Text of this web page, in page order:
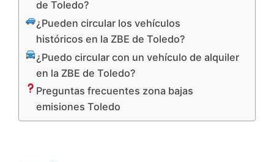
de Toledo?
¿Pueden circular los vehículos
históricos en la ZBE de Toledo?
¿Puedo circular con un vehículo de alquiler
en la ZBE de Toledo?
Preguntas frecuentes zona bajas
emisiones Toledo